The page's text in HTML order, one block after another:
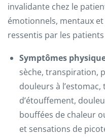
invalidante chez le
émotionnels, mentaux
ressentis par les
Symptômes
sèche, transpiration,
douleurs à
d’étouffement,
bouffées de chaleur
et sensations de